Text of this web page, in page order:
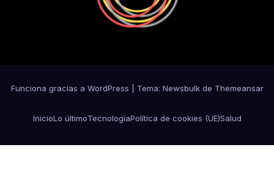
Funciona gracias a WordPress Tema: Newsbulkde Themeansar
InicioLo últimoTecnologíaPolítica de cookies (UE)Salud